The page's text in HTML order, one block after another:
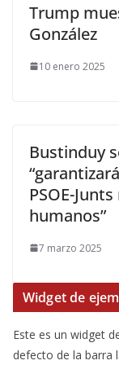
Trump
González
10 enero 2025
Bustinduy
PSOE-
humanos”
7 marzo 2025
Widget de
Este es un widget
defecto de la barra